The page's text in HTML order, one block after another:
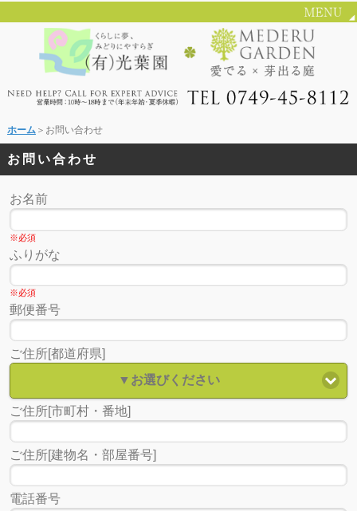
ホーム＞お問い合わせ
お問い合わせ
お名前
※必須
ふりがな
※必須
郵便番号
ご住所[都道府県]
▼お選びください
ご住所[市町村・番地]
ご住所[建物名・部屋番号]
電話番号